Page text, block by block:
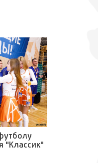
"Классик"